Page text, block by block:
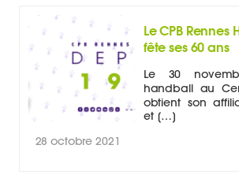
Le CPB Rennes
fête ses 60 ans
Le 30
handball au
obtient son
et […]
28 octobre 2021